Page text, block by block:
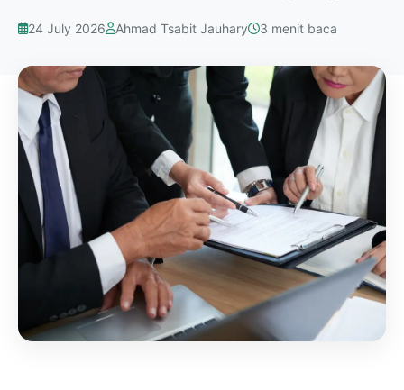
24 July 2026 Ahmad Tsabit Jauhary 3 menit baca